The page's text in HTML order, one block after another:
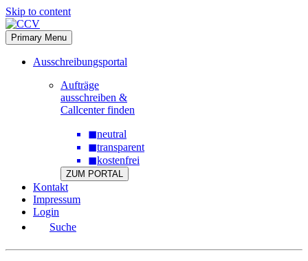
Skip to content
Primary Menu
Ausschreibungsportal
Aufträge
ausschreiben &
Callcenter finden
◼neutral
◼transparent
◼kostenfrei
ZUM PORTAL
Kontakt
Impressum
Login
Suche